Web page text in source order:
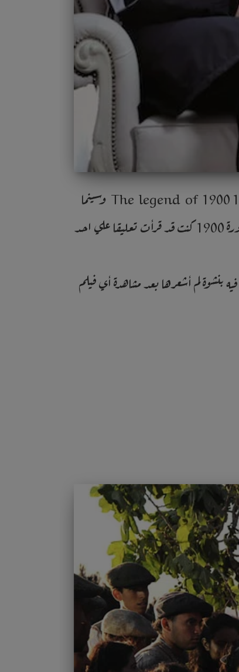
شاهدت مؤخراً ثلاثة أفلام للمخرج الايطالي جوزيبي تورناتوري Giuseppe Tornatore هي اسطورة 1900 The legend of 1900 وسينما
باراديسو الجديدة Nouvou cinema paradiso ومالينا Maléna ،قبل أن اشاهد اول هذه الافلام ـ اسطورة 1900ـ كنت قد قرأت تعليقا علي احد
بنشوة لم أشعرها بعد مشاهدة أي فيلم